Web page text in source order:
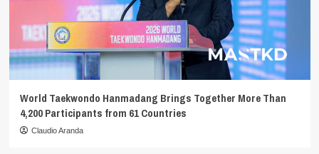
World Taekwondo Hanmadang Brings Together More Than
4,200 Participants from 61 Countries
Claudio Aranda